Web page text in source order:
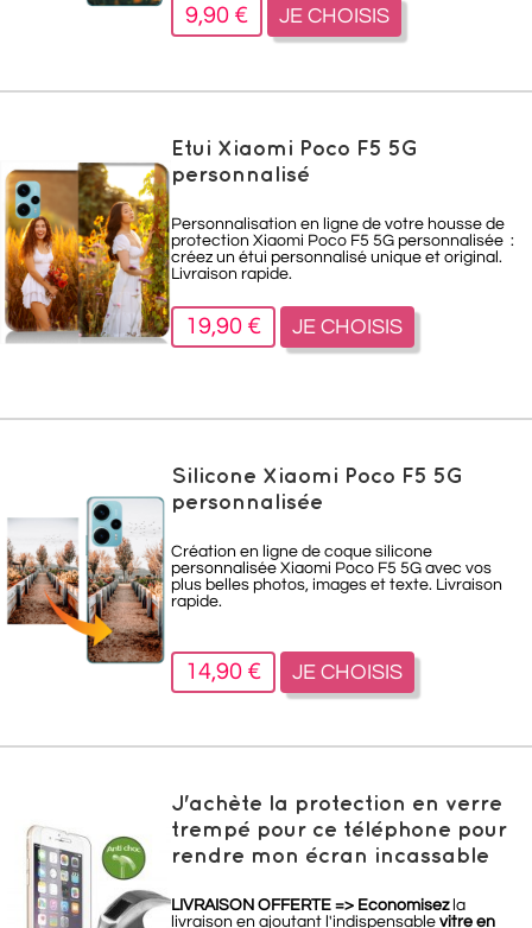
9,90 € JE CHOISIS
Etui Xiaomi Poco F5 5G
personnalisé
Personnalisation en ligne de votre housse de
protection Xiaomi Poco F5 5G personnalisée :
créez un étui personnalisé unique et original.
Livraison rapide.
19,90 € JE CHOISIS
Silicone Xiaomi Poco F5 5G
personnalisée
Création en ligne de coque silicone
personnalisée Xiaomi Poco F5 5G avec vos
plus belles photos, images et texte. Livraison
rapide.
14,90 € JE CHOISIS
J'achète la protection en verre
trempé pour ce téléphone pour
rendre mon écran incassable
LIVRAISON OFFERTE => Economisezla
livraison en ajoutant l'indispensable vitre en